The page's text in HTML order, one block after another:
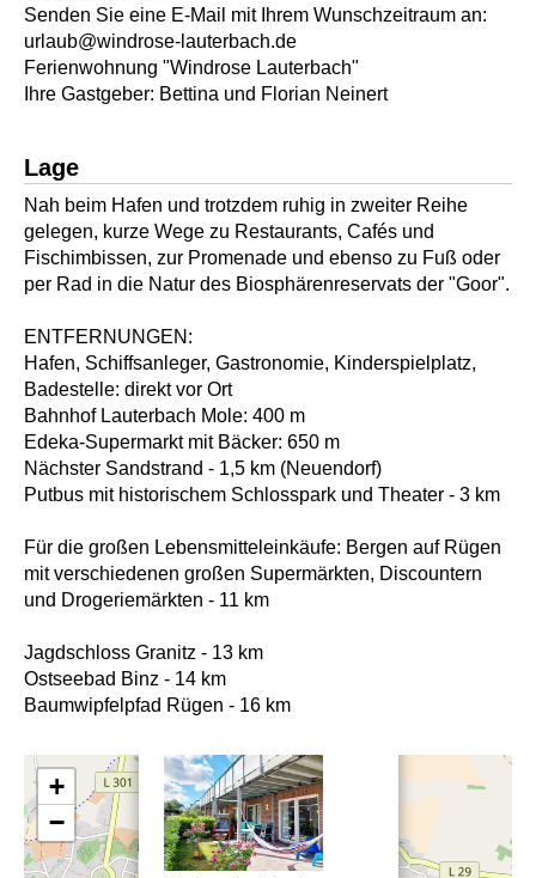
Senden Sie eine E-Mail mit Ihrem Wunschzeitraum an:
urlaub@windrose-lauterbach.de
Ferienwohnung "Windrose Lauterbach"
Ihre Gastgeber: Bettina und Florian Neinert
Lage
Nah beim Hafen und trotzdem ruhig in zweiter Reihe
gelegen, kurze Wege zu Restaurants, Cafés und
Fischimbissen, zur Promenade und ebenso zu Fuß oder
per Rad in die Natur des Biosphärenreservats der "Goor".
ENTFERNUNGEN:
Hafen, Schiffsanleger, Gastronomie, Kinderspielplatz,
Badestelle: direkt vor Ort
Bahnhof Lauterbach Mole: 400 m
Edeka-Supermarkt mit Bäcker: 650 m
Nächster Sandstrand - 1,5 km (Neuendorf)
Putbus mit historischem Schlosspark und Theater - 3 km
Für die großen Lebensmitteleinkäufe: Bergen auf Rügen
mit verschiedenen großen Supermärkten, Discountern
und Drogeriemärkten - 11 km
Jagdschloss Granitz - 13 km
Ostseebad Binz - 14 km
Baumwipfelpfad Rügen - 16 km
+
−